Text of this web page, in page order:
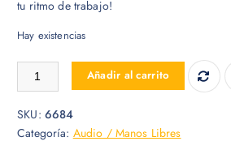
tu ritmo de trabajo!
Hay existencias
MANOS LIBRES WIRELES VOYAGER PRO
Añadir al carrito
SKU: 6684
Categoría: Audio / Manos Libres